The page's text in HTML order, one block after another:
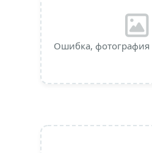
Ошибка, фотография